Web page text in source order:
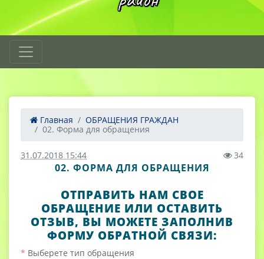
Главная
ОБРАЩЕНИЯ ГРАЖДАН
02. Форма для обращения
31.07.2018 15:44 34
02. ФОРМА ДЛЯ ОБРАЩЕНИЯ
ОТПРАВИТЬ НАМ СВОЕ
ОБРАЩЕНИЕ ИЛИ ОСТАВИТЬ
ОТЗЫВ, ВЫ МОЖЕТЕ ЗАПОЛНИВ
ФОРМУ ОБРАТНОЙ СВЯЗИ:
Выберете тип обращения